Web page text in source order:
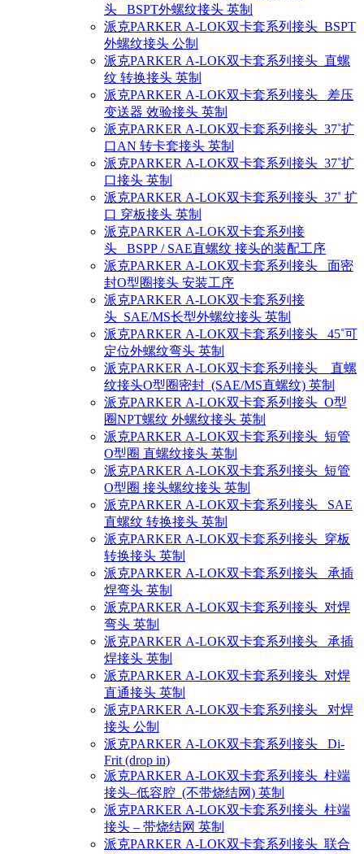
头 BSPT外螺纹接头 英制
派克PARKER A-LOK双卡套系列接头 BSPT
外螺纹接头 公制
派克PARKER A-LOK双卡套系列接头 直螺
纹 转换接头 英制
派克PARKER A-LOK双卡套系列接头 差压
变送器 效验接头 英制
派克PARKER A-LOK双卡套系列接头 37˚扩
口AN 转卡套接头 英制
派克PARKER A-LOK双卡套系列接头 37˚扩
口接头 英制
派克PARKER A-LOK双卡套系列接头 37˚ 扩
口 穿板接头 英制
派克PARKER A-LOK双卡套系列接
头 BSPP / SAE直螺纹 接头的装配工序
派克PARKER A-LOK双卡套系列接头 面密
封O型圈接头 安装工序
派克PARKER A-LOK双卡套系列接
头 SAE/MS长型外螺纹接头 英制
派克PARKER A-LOK双卡套系列接头 45˚可
定位外螺纹弯头 英制
派克PARKER A-LOK双卡套系列接头 直螺
纹接头O型圈密封 (SAE/MS直螺纹) 英制
派克PARKER A-LOK双卡套系列接头 O型
圈NPT螺纹 外螺纹接头 英制
派克PARKER A-LOK双卡套系列接头 短管
O型圈 直螺纹接头 英制
派克PARKER A-LOK双卡套系列接头 短管
O型圈 接头螺纹接头 英制
派克PARKER A-LOK双卡套系列接头 SAE
直螺纹 转换接头 英制
派克PARKER A-LOK双卡套系列接头 穿板
转换接头 英制
派克PARKER A-LOK双卡套系列接头 承插
焊弯头 英制
派克PARKER A-LOK双卡套系列接头 对焊
弯头 英制
派克PARKER A-LOK双卡套系列接头 承插
焊接头 英制
派克PARKER A-LOK双卡套系列接头 对焊
直通接头 英制
派克PARKER A-LOK双卡套系列接头 对焊
接头 公制
派克PARKER A-LOK双卡套系列接头 Di-
Frit (drop in)
派克PARKER A-LOK双卡套系列接头 柱端
接头–低容腔 (不带烧结网) 英制
派克PARKER A-LOK双卡套系列接头 柱端
接头 – 带烧结网 英制
派克PARKER A-LOK双卡套系列接头 联合